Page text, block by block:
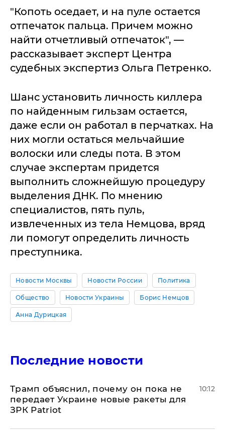
"Копоть оседает, и на пуле остается
отпечаток пальца. Причем можно
найти отчетливый отпечаток", —
рассказывает эксперт Центра
судебных экспертиз Ольга Петренко.
Шанс установить личность киллера
по найденным гильзам остается,
даже если он работал в перчатках. На
них могли остаться мельчайшие
волоски или следы пота. В этом
случае экспертам придется
выполнить сложнейшую процедуру
выделения ДНК. По мнению
специалистов, пять пуль,
извлеченных из тела Немцова, вряд
ли помогут определить личность
преступника.
Новости Москвы Новости России Политика
Общество Новости Украины Борис Немцов
Анна Дурицкая
Последние новости
Трамп объяснил, почему он пока не
передает Украине новые ракеты для
ЗРК Patriot
10:12